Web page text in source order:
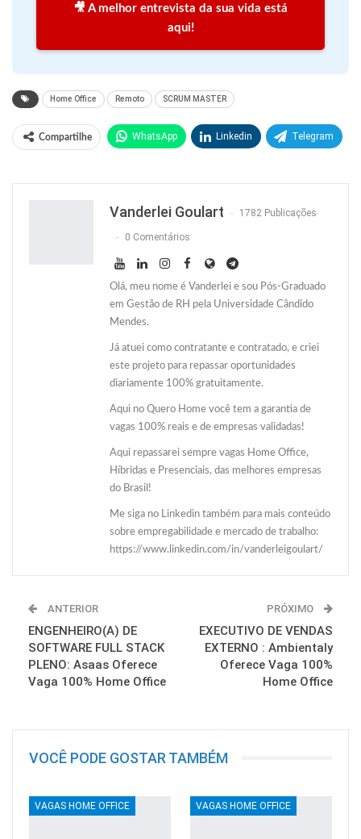
🎥 A melhor entrevista da sua vida está
aqui!
Home Office Remoto SCRUM MASTER
Compartilhe WhatsApp Linkedin Telegram
Vanderlei Goulart 1782 Publicações
0 Comentários
Olá, meu nome é Vanderlei e sou Pós-Graduado
em Gestão de RH pela Universidade Cândido
Mendes.
Já atuei como contratante e contratado, e criei
este projeto para repassar oportunidades
diariamente 100% gratuitamente.
Aqui no Quero Home você tem a garantia de
vagas 100% reais e de empresas validadas!
Aqui repassarei sempre vagas Home Office,
Híbridas e Presenciais, das melhores empresas
do Brasil!
Me siga no Linkedin também para mais conteúdo
sobre empregabilidade e mercado de trabalho:
https://www.linkedin.com/in/vanderleigoulart/
ANTERIOR
ENGENHEIRO(A) DE
SOFTWARE FULL STACK
PLENO: Asaas Oferece
Vaga 100% Home Office
PRÓXIMO
EXECUTIVO DE VENDAS
EXTERNO : Ambientaly
Oferece Vaga 100%
Home Office
VOCÊ PODE GOSTAR TAMBÉM
VAGAS HOME OFFICE VAGAS HOME OFFICE